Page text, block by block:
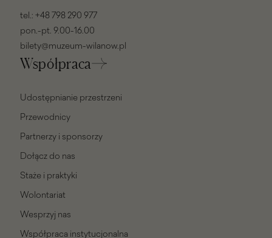
tel.: +48 798 290 977
pon.-pt. 9.00-16.00
bilety@muzeum-wilanow.pl
Współpraca
Udostępnianie przestrzeni
Przewodnicy
Partnerzy i sponsorzy
Dołącz do nas
Staże i praktyki
Wolontariat
Wesprzyj nas
Współpraca instytucjonalna